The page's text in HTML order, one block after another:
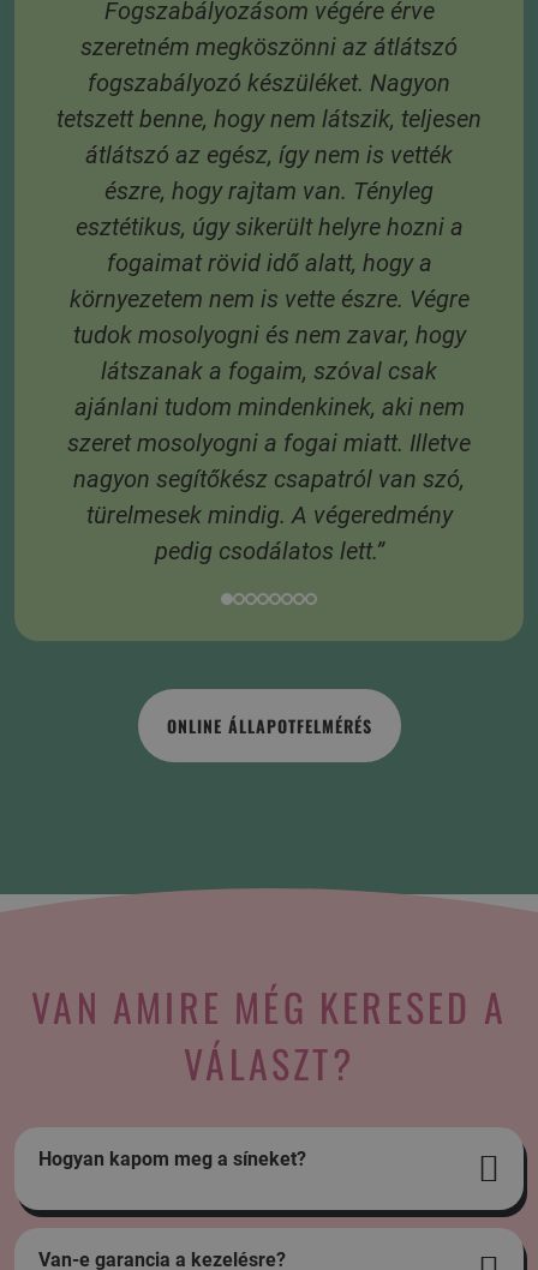
Fogszabályozásom végére érve
szeretném megköszönni az átlátszó
fogszabályozó készüléket. Nagyon
tetszett benne, hogy nem látszik, teljesen
átlátszó az egész, így nem is vették
észre, hogy rajtam van. Tényleg
esztétikus, úgy sikerült helyre hozni a
fogaimat rövid idő alatt, hogy a
környezetem nem is vette észre. Végre
tudok mosolyogni és nem zavar, hogy
látszanak a fogaim, szóval csak
ajánlani tudom mindenkinek, aki nem
szeret mosolyogni a fogai miatt. Illetve
nagyon segítőkész csapatról van szó,
türelmesek mindig. A végeredmény
pedig csodálatos lett.”
ONLINE ÁLLAPOTFELMÉRÉS
VAN AMIRE MÉG KERESED A
VÁLASZT?
Hogyan kapom meg a síneket?
Van-e garancia a kezelésre?